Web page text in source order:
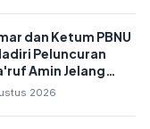
dan Ketum PBNU
Peluncuran
Amin Jelang
2026